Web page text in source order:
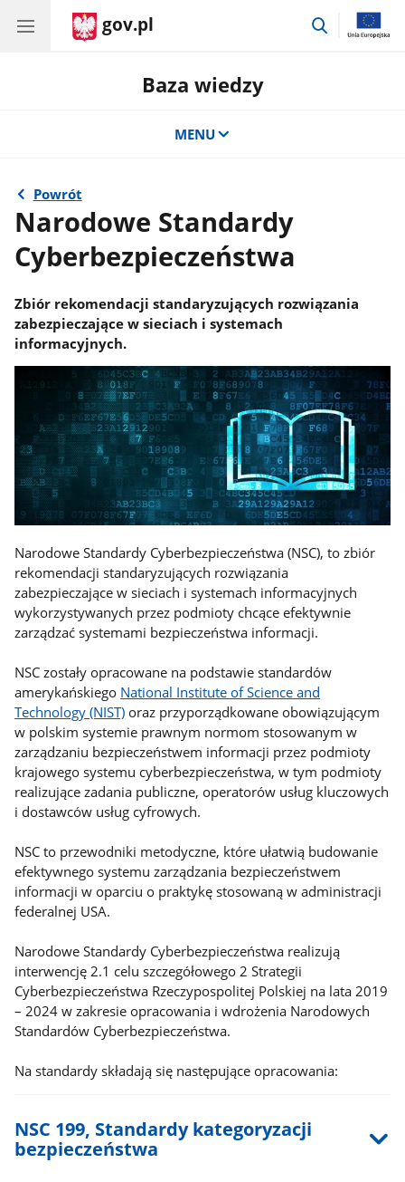
gov.pl
przejdź
Baza wiedzy
MENU
Powrót
Narodowe Standardy
Cyberbezpieczeństwa
Zbiór rekomendacji standaryzujących rozwiązania
zabezpieczające w sieciach i systemach
informacyjnych.
Narodowe Standardy Cyberbezpieczeństwa (NSC), to zbiór
rekomendacji standaryzujących rozwiązania
zabezpieczające w sieciach i systemach informacyjnych
wykorzystywanych przez podmioty chcące efektywnie
zarządzać systemami bezpieczeństwa informacji.
NSC zostały opracowane na podstawie standardów
amerykańskiego National Institute of Science and
Technology (NIST) oraz przyporządkowane obowiązującym
w polskim systemie prawnym normom stosowanym w
zarządzaniu bezpieczeństwem informacji przez podmioty
krajowego systemu cyberbezpieczeństwa, w tym podmioty
realizujące zadania publiczne, operatorów usług kluczowych
i dostawców usług cyfrowych.
NSC to przewodniki metodyczne, które ułatwią budowanie
efektywnego systemu zarządzania bezpieczeństwem
informacji w oparciu o praktykę stosowaną w administracji
federalnej USA.
Narodowe Standardy Cyberbezpieczeństwa realizują
interwencję 2.1 celu szczegółowego 2 Strategii
Cyberbezpieczeństwa Rzeczypospolitej Polskiej na lata 2019
– 2024 w zakresie opracowania i wdrożenia Narodowych
Standardów Cyberbezpieczeństwa.
Na standardy składają się następujące opracowania:
NSC 199, Standardy kategoryzacji
bezpieczeństwa